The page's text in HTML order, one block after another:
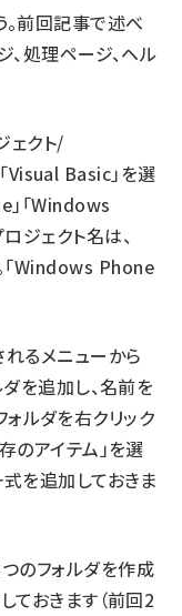
。前回記事で述べ
、処理ページ、ヘル
ェクト/
Visual Basic」を選
「Windows
ジェクト名は、
「Windows Phone
るメニューから
を追加し、名前を
ォルダを右クリック
のアイテム」を選
を追加しておきま
つのフォルダを作成
ておきます（前回2